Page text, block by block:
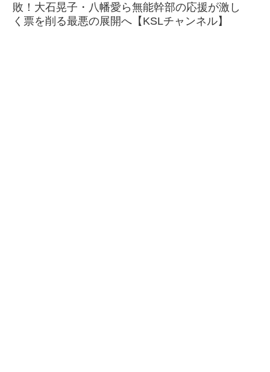
敗！大石晃子・八幡愛ら無能幹部の応援が激し
く票を削る最悪の展開へ【KSLチャンネル】